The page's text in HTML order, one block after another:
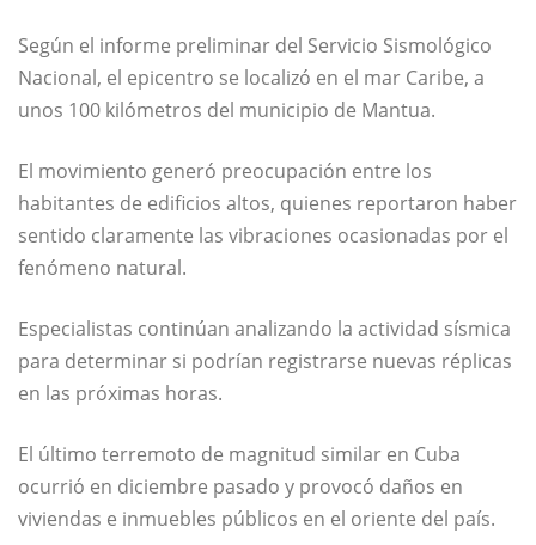
Según el informe preliminar del Servicio Sismológico
Nacional, el epicentro se localizó en el mar Caribe, a
unos 100 kilómetros del municipio de Mantua.
El movimiento generó preocupación entre los
habitantes de edificios altos, quienes reportaron haber
sentido claramente las vibraciones ocasionadas por el
fenómeno natural.
Especialistas continúan analizando la actividad sísmica
para determinar si podrían registrarse nuevas réplicas
en las próximas horas.
El último terremoto de magnitud similar en Cuba
ocurrió en diciembre pasado y provocó daños en
viviendas e inmuebles públicos en el oriente del país.